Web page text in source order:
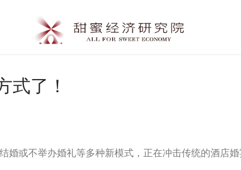
式了！
婚或不举办婚礼等多种新模式，正在冲击传统的酒店